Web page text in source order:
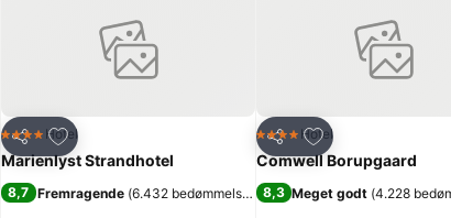
)
Del
Føj til favoritter
4 StjernerHotel
Marienlyst Strandhotel
8,7 Fremragende (6.432 bedømmelser )
Del
Føj til favoritter
4 StjernerHotel
Comwell Borupgaard
8,3 Meget godt (4.228